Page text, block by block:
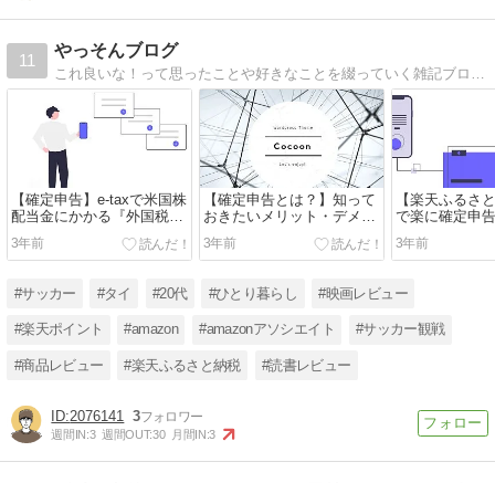
11
やっそんブログ
これ良いな！って思ったことや好きなことを綴っていく雑記ブログです
【確定申告】e-taxで米国株
配当金にかかる『外国税額
控除』するやり方を解説
3年前
【確定申告とは？】知って
おきたいメリット・デメリ
ットを解説
3年前
【楽天ふるさ
で楽に確定申
を解説
3年前
#サッカー #タイ #20代 #ひとり暮らし #映画レビュー
#楽天ポイント #amazon #amazonアソシエイト #サッカー観戦
#商品レビュー #楽天ふるさと納税 #読書レビュー
2076141 3
週間IN:3 週間OUT:30 月間IN:3